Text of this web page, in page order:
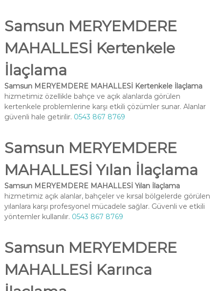
Samsun MERYEMDERE
MAHALLESİ Kertenkele
İlaçlama
Samsun MERYEMDERE MAHALLESİ Kertenkele İlaçlama
hizmetimiz özellikle bahçe ve açık alanlarda görülen
kertenkele problemlerine karşı etkili çözümler sunar. Alanlar
güvenli hale getirilir. 0543 867 8769
Samsun MERYEMDERE
MAHALLESİ Yılan İlaçlama
Samsun MERYEMDERE MAHALLESİ Yılan İlaçlama
hizmetimiz açık alanlar, bahçeler ve kırsal bölgelerde görülen
yılanlara karşı profesyonel mücadele sağlar. Güvenli ve etkili
yöntemler kullanılır. 0543 867 8769
Samsun MERYEMDERE
MAHALLESİ Karınca